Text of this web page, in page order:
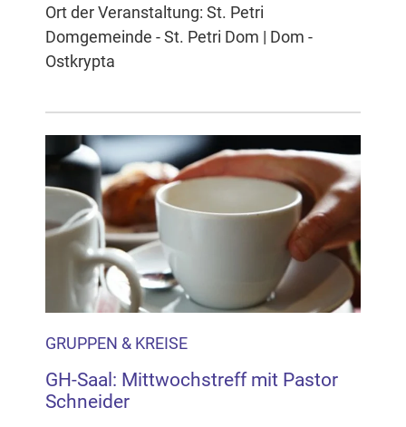
Ort der Veranstaltung: St. Petri
Domgemeinde - St. Petri Dom | Dom -
Ostkrypta
GRUPPEN & KREISE
GH-Saal: Mittwochstreff mit Pastor
Schneider